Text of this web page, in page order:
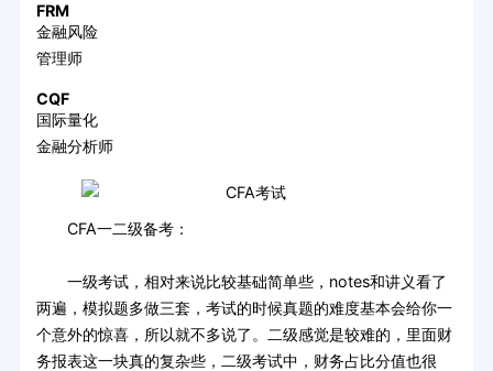
FRM
金融风险
管理师
CQF
国际量化
金融分析师
CFA一二级备考：
一级考试，相对来说比较基础简单些，notes和讲义看了
两遍，模拟题多做三套，考试的时候真题的难度基本会给你一
个意外的惊喜，所以就不多说了。二级感觉是较难的，里面财
务报表这一块真的复杂些，二级考试中，财务占比分值也很